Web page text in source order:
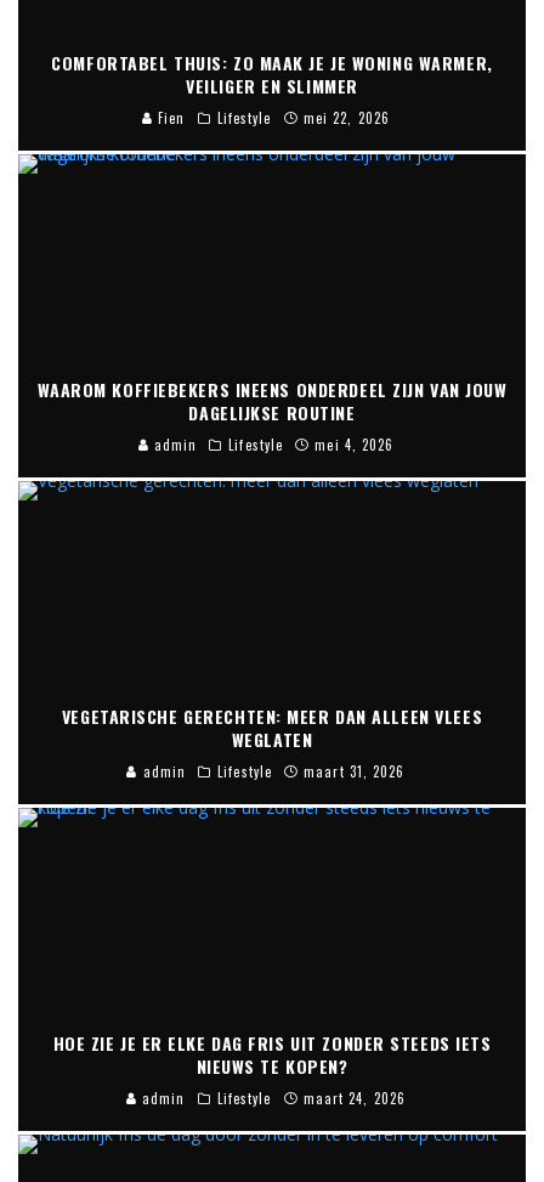
COMFORTABEL THUIS: ZO MAAK JE JE WONING WARMER,
VEILIGER EN SLIMMER
Fien Lifestyle mei 22, 2026
WAAROM KOFFIEBEKERS INEENS ONDERDEEL ZIJN VAN JOUW
DAGELIJKSE ROUTINE
admin Lifestyle mei 4, 2026
VEGETARISCHE GERECHTEN: MEER DAN ALLEEN VLEES
WEGLATEN
admin Lifestyle maart 31, 2026
HOE ZIE JE ER ELKE DAG FRIS UIT ZONDER STEEDS IETS
NIEUWS TE KOPEN?
admin Lifestyle maart 24, 2026